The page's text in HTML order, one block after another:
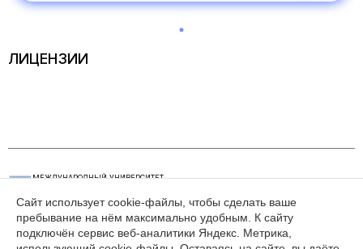
ЛИЦЕНЗИИ
МЕЖДУНАРОДНЫЙ УНИВЕРСИТЕТ
КАК СВЯЗАТЬСЯ
+7(495) 626-29-62
РЕЖИМ РАБОТЫ
пн - пт, 10.00 - 17.00
Сайт использует cookie-файлы, чтобы сделать ваше
пребывание на нём максимально удобным. К cайту
подключён сервис веб-аналитики Яндекс. Метрика,